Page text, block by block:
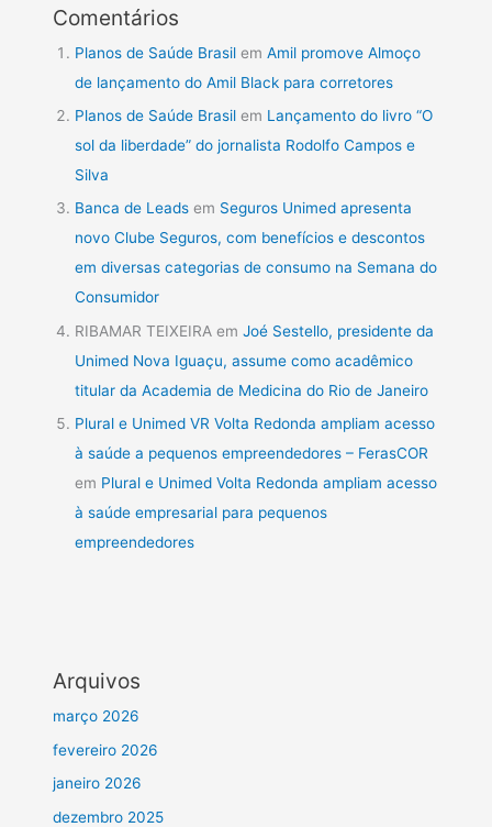
Comentários
Planos de Saúde Brasil emAmil promove Almoço
de lançamento do Amil Black para corretores
Planos de Saúde Brasil em Lançamento do livro “O
sol da liberdade” do jornalista Rodolfo Campos e
Silva
Banca de Leads em Seguros Unimed apresenta
novo Clube Seguros, com benefícios e descontos
em diversas categorias de consumo na Semana do
Consumidor
RIBAMAR TEIXEIRA emJoé Sestello, presidente da
Unimed Nova Iguaçu, assume como acadêmico
titular da Academia de Medicina do Rio de Janeiro
Plural e Unimed VR Volta Redonda ampliam acesso
à saúde a pequenos empreendedores – FerasCOR
em Plural e Unimed Volta Redonda ampliam acesso
à saúde empresarial para pequenos
empreendedores
Arquivos
março 2026
fevereiro 2026
janeiro 2026
dezembro 2025